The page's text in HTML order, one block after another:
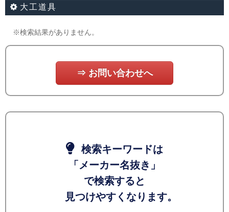
大工道具
※検索結果がありません。
⇒ お問い合わせへ
検索キーワードは
「メーカー名抜き」
で検索すると
見つけやすくなります。